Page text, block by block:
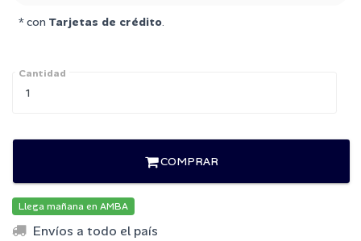
* con Tarjetas de crédito.
Cantidad
COMPRAR
Llega mañana en AMBA
Envíos a todo el país